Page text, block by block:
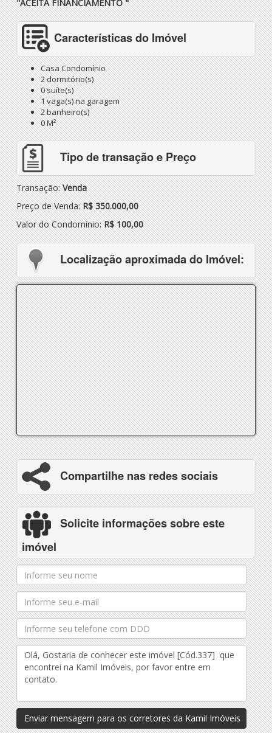
"ACEITA FINANCIAMENTO "
Características do Imóvel
Casa Condomínio
2 dormitório(s)
0 suíte(s)
1 vaga(s) na garagem
2 banheiro(s)
0 M²
Tipo de transação e Preço
Transação:Venda
Preço de Venda:R$ 350.000,00
Valor do Condomínio:R$ 100,00
Localização aproximada do Imóvel:
Compartilhe nas redes sociais
Solicite informações sobre este
imóvel
Enviar mensagem para os corretores da Kamil Imóveis